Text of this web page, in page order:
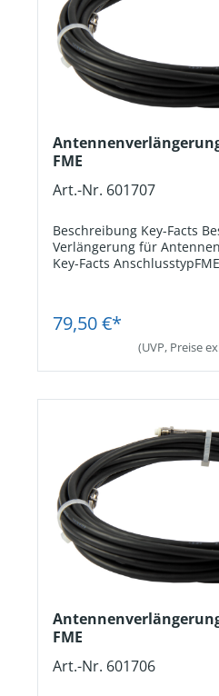
Antennenverlängerung
FME
Art.-Nr. 601707
Beschreibung Key-Facts Beschreibung 10 Meter
Verlängerung für
Key-Facts AnschlusstypFME. Passend
79,50 €*
(UVP, Preise
FME
Art.-Nr. 601706